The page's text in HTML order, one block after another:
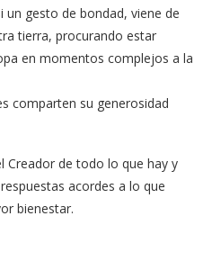
un gesto de bondad, viene de
tierra, procurando estar
en momentos complejos a la
comparten su generosidad
Creador de todo lo que hay y
acordes a lo que
bienestar.